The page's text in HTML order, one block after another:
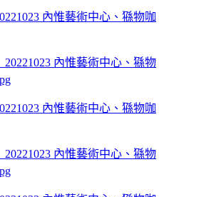
內惟藝術中心、猻物咖
內惟藝術中心、猻物咖